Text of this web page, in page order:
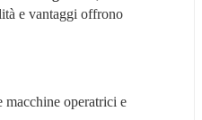
e vantaggi offrono
macchine operatrici e